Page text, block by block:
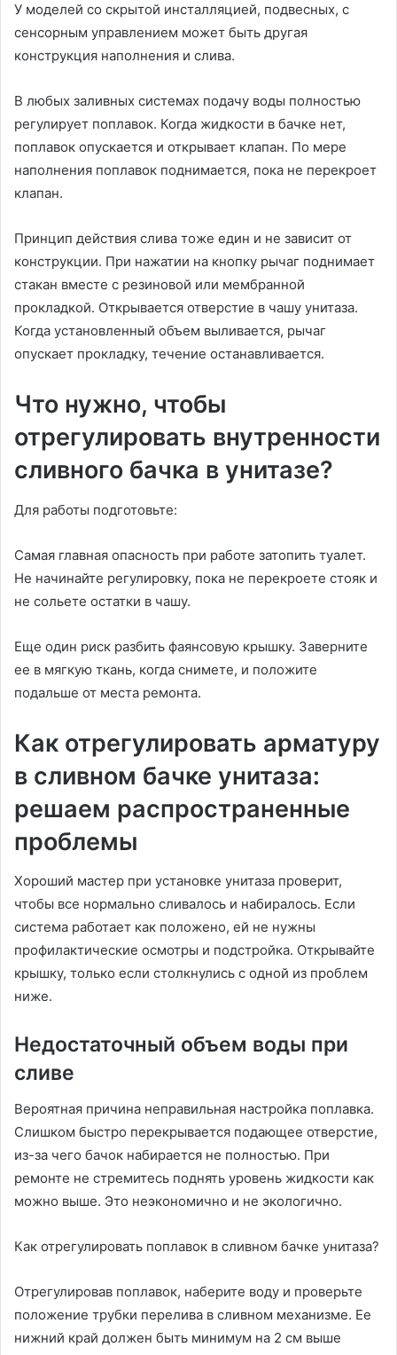
У моделей со скрытой инсталляцией, подвесных, с
сенсорным управлением может быть другая
конструкция наполнения и слива.
В любых заливных системах подачу воды полностью
регулирует поплавок. Когда жидкости в бачке нет,
поплавок опускается и открывает клапан. По мере
наполнения поплавок поднимается, пока не перекроет
клапан.
Принцип действия слива тоже един и не зависит от
конструкции. При нажатии на кнопку рычаг поднимает
стакан вместе с резиновой или мембранной
прокладкой. Открывается отверстие в чашу унитаза.
Когда установленный объем выливается, рычаг
опускает прокладку, течение останавливается.
Что нужно, чтобы
отрегулировать внутренности
сливного бачка в унитазе?
Для работы подготовьте:
Самая главная опасность при работе затопить туалет.
Не начинайте регулировку, пока не перекроете стояк и
не сольете остатки в чашу.
Еще один риск разбить фаянсовую крышку. Заверните
ее в мягкую ткань, когда снимете, и положите
подальше от места ремонта.
Как отрегулировать арматуру
в сливном бачке унитаза:
решаем распространенные
проблемы
Хороший мастер при установке унитаза проверит,
чтобы все нормально сливалось и набиралось. Если
система работает как положено, ей не нужны
профилактические осмотры и подстройка. Открывайте
крышку, только если столкнулись с одной из проблем
ниже.
Недостаточный объем воды при
сливе
Вероятная причина неправильная настройка поплавка.
Слишком быстро перекрывается подающее отверстие,
из-за чего бачок набирается не полностью. При
ремонте не стремитесь поднять уровень жидкости как
можно выше. Это неэкономично и не экологично.
Как отрегулировать поплавок в сливном бачке унитаза?
Отрегулировав поплавок, наберите воду и проверьте
положение трубки перелива в сливном механизме. Ее
нижний край должен быть минимум на 2 см выше